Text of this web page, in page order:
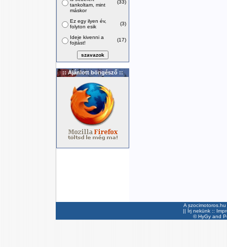
tankoltam, mint
máskor
(33)
Ez egy ilyen év,
folyton esik
(3)
Ideje kivenni a
fojtást!
(17)
:: Ajánlott böngésző ::
A
|| Írj nekünk ::
©HyGyand